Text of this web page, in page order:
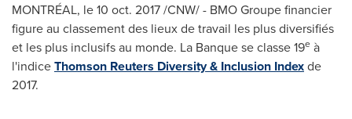
MONTRÉAL, le10 oct. 2017/CNW/ - BMO Groupe financier
figure au classement des lieux de travail les plus diversifiés
et les plus inclusifs au monde. La Banque se classe 19e à
l'indiceThomson Reuters Diversity & Inclusion Indexde
2017.